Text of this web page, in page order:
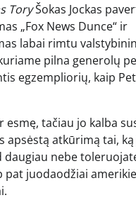
ToryŠokas Jockas
„Fox News Dunce“ ir
labai rimtu
pilna generolų
egzempliorių, kaip
tačiau jo kalba
apsėstą atkūrimą tai, ką
daugiau nebe
pat juodaodžiai